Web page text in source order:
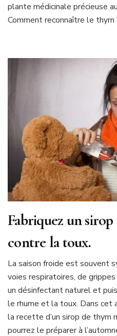
plante médicinale précieuse
Comment reconnaître le
Fabriquez un
contre la toux.
La saison froide est souvent
voies respiratoires, de
un désinfectant naturel et
le rhume et la toux. Dans cet
la recette d’un sirop de thym
pourrez le préparer à